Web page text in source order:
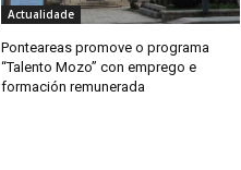
Actualidade
Ponteareas promove o programa
“Talento Mozo” con emprego e
formación remunerada